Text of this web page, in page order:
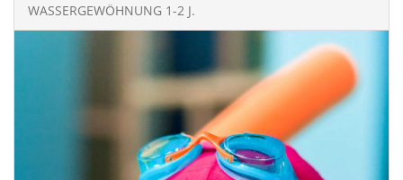
WASSERGEWÖHNUNG 1-2 J.